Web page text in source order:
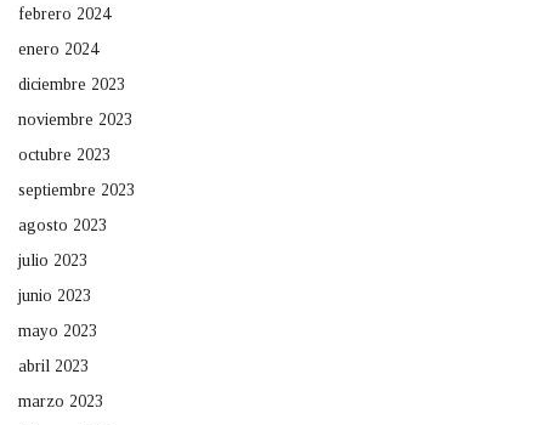
febrero 2024
enero 2024
diciembre 2023
noviembre 2023
octubre 2023
septiembre 2023
agosto 2023
julio 2023
junio 2023
mayo 2023
abril 2023
marzo 2023